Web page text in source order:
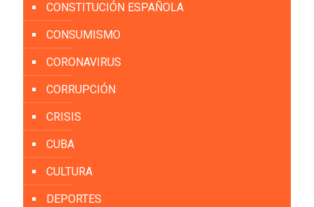
CONSTITUCIÓN ESPAÑOLA
CONSUMISMO
CORONAVIRUS
CORRUPCIÓN
CRISIS
CUBA
CULTURA
DEPORTES